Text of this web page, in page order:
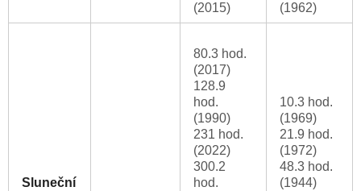
(2015)
(1962)
Sluneční
80.3 hod.
(2017)
128.9
hod.
(1990)
231 hod.
(2022)
300.2
hod.
10.3 hod.
(1969)
21.9 hod.
(1972)
48.3 hod.
(1944)